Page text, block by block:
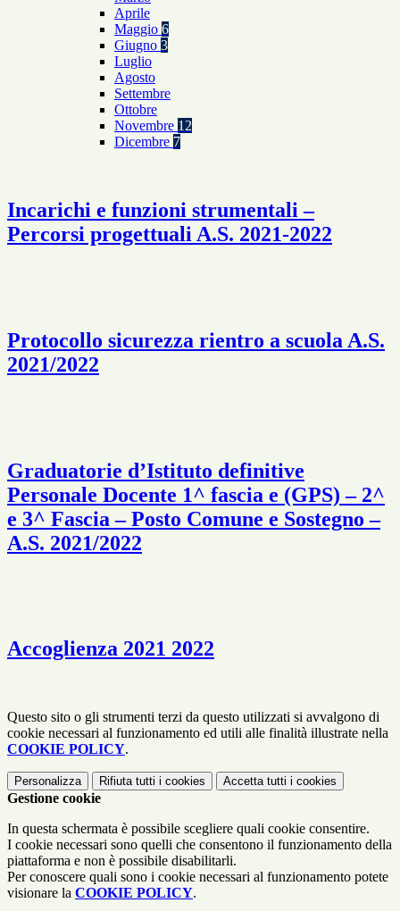
Aprile
Maggio 6
Giugno 3
Luglio
Agosto
Settembre
Ottobre
Novembre 12
Dicembre 7
Incarichi e funzioni strumentali –
Percorsi progettuali A.S. 2021-2022
Protocollo sicurezza rientro a scuola A.S.
2021/2022
Graduatorie d’Istituto definitive
Personale Docente 1^ fascia e (GPS) – 2^
e 3^ Fascia – Posto Comune e Sostegno –
A.S. 2021/2022
Accoglienza 2021 2022
Questo sito o gli strumenti terzi da questo utilizzati si avvalgono di
cookie necessari al funzionamento ed utili alle finalità illustrate nella
COOKIE POLICY.
Personalizza Rifiuta tutti i cookies Accetta tutti i cookies
Gestione cookie
In questa schermata è possibile scegliere quali cookie consentire.
I cookie necessari sono quelli che consentono il funzionamento della
piattaforma e non è possibile disabilitarli.
Per conoscere quali sono i cookie necessari al funzionamento potete
visionare la COOKIE POLICY.